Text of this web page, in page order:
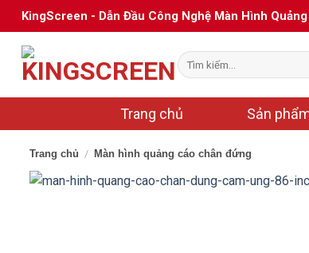
Chuyển
đến
KingScreen - Dẫn Đầu Công Nghệ Màn Hình
Tìm
kiếm:
Trang chủ Sản
Trang chủ / Màn hình quảng cáo chân đứng